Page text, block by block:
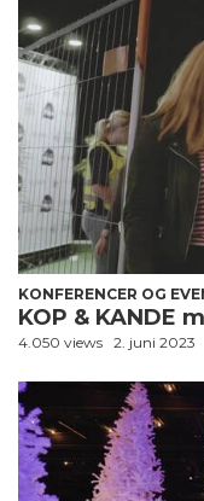
KONFERENCER OG
KOP & KANDE
4.050 views 2. juni 2023